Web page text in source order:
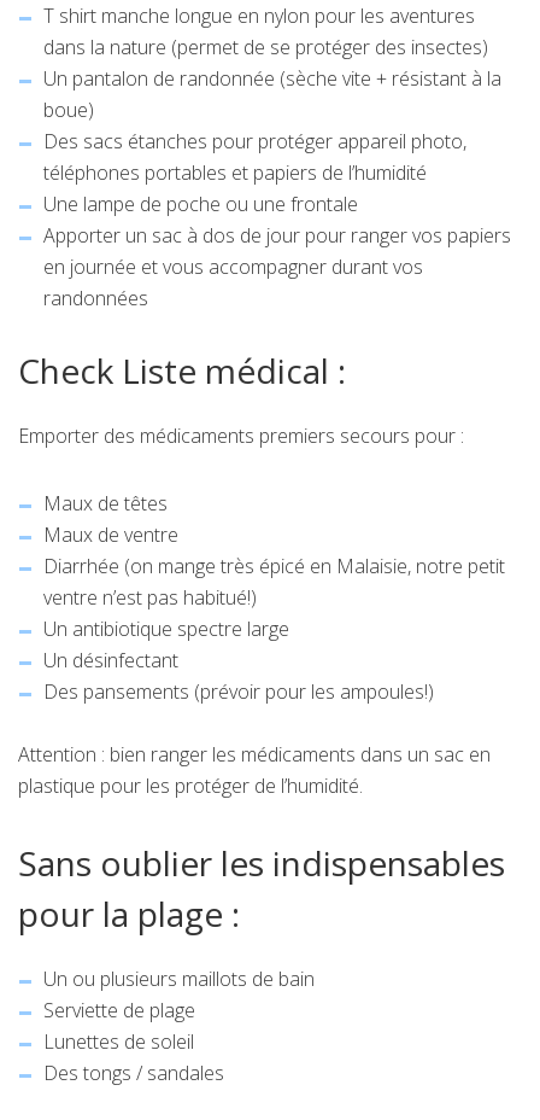
T shirt manche longue en nylon pour les aventures
dans la nature (permet de se protéger des insectes)
Un pantalon de randonnée (sèche vite + résistant à la
boue)
Des sacs étanches pour protéger appareil photo,
téléphones portables et papiers de l’humidité
Une lampe de poche ou une frontale
Apporter un sac à dos de jour pour ranger vos papiers
en journée et vous accompagner durant vos
randonnées
Check Liste médical :
Emporter des médicaments premiers secours pour :
Maux de têtes
Maux de ventre
Diarrhée (on mange très épicé en Malaisie, notre petit
ventre n’est pas habitué!)
Un antibiotique spectre large
Un désinfectant
Des pansements (prévoir pour les ampoules!)
Attention : bien ranger les médicaments dans un sac en
plastique pour les protéger de l’humidité.
Sans oublier les indispensables
pour la plage :
Un ou plusieurs maillots de bain
Serviette de plage
Lunettes de soleil
Des tongs / sandales